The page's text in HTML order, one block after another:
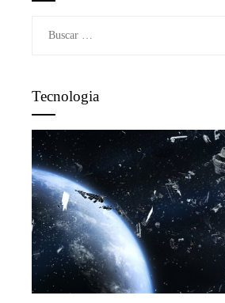
Tecnologia